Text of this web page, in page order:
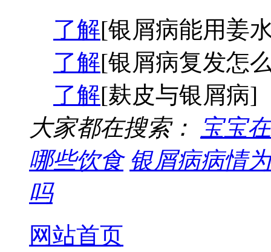
了解[银屑病能用姜
了解[银屑病复发怎
了解[麸皮与银屑病]
大家都在搜索：
宝宝
哪些饮食 银屑病病情
吗
网站首页